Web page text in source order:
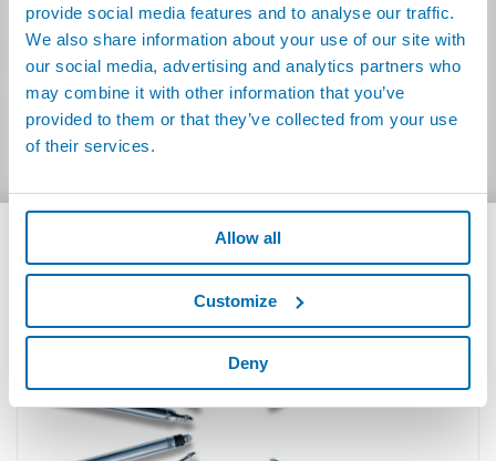
provide social media features and to analyse our traffic.
We also share information about your use of our site with
our social media, advertising and analytics partners who
may combine it with other information that you’ve
provided to them or that they’ve collected from your use
of their services.
Allow all
Customize
Deny
Guide:(27.05MB)
Vereinfachtes Chinesisch
PRECISION GAUGING - Reference
Guide: (21.09MB)
mehrsprachig (Eng Deu Ita
Fra Spa Por Jap)
-
VERWANDTE PRODUKTE